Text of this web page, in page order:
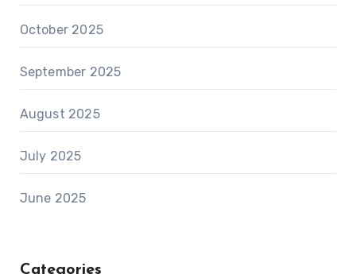
October 2025
September 2025
August 2025
July 2025
June 2025
Categories